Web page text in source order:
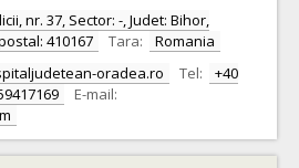
nr. 37, Sector: -, Judet: Bihor,
410167
Tara:
Romania
oradea.ro Tel:
+40
E-mail: